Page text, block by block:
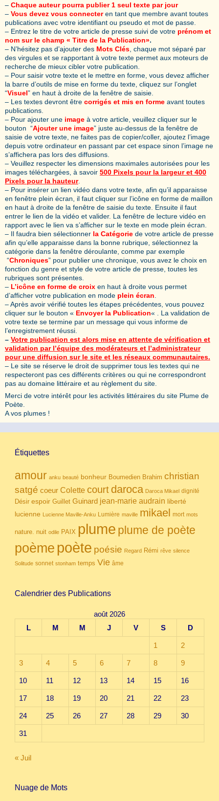
– Chaque auteur pourra publier 1 seul texte par jour
– Vous devez vous connecteren tant que membre avant toutes
publications avec votre identifiant ou pseudo et mot de passe.
– Entrez le titre de votre article de presse suivi de votre prénom et
nom sur le champ « Titre de la Publication».
– N’hésitez pas d’ajouter des Mots Clés , chaque mot séparé par
des virgules et se rapportant à votre texte permet aux moteurs de
recherche de mieux cibler votre publication.
– Pour saisir votre texte et le mettre en forme, vous devez afficher
la barre d’outils de mise en forme du texte, cliquez sur l’onglet
“Visuel” en haut à droite de la fenêtre de saisie.
– Les textes devront être corrigés et mis en forme avant toutes
publications.
– Pour ajouter une image à votre article, veuillez cliquer sur le
bouton “Ajouter une image” juste au-dessus de la fenêtre de
saisie de votre texte, ne faites pas de copier/coller, ajoutez l’image
depuis votre ordinateur en passant par cet espace sinon l’image ne
s’affichera pas lors des diffusions.
– Veuillez respecter les dimensions maximales autorisées pour les
images téléchargées, à savoir 500 Pixels pour la largeur et 400
Pixels pour la hauteur.
– Pour insérer un lien vidéo dans votre texte, afin qu’il apparaisse
en fenêtre plein écran, il faut cliquer sur l’icône en forme de maillon
en haut à droite de la fenêtre de saisie du texte. Ensuite il faut
entrer le lien de la vidéo et valider. La fenêtre de lecture vidéo en
rapport avec le lien va s’afficher sur le texte en mode plein écran.
– Il faudra bien sélectionner la Catégorie de votre article de presse
afin qu’elle apparaisse dans la bonne rubrique, sélectionnez la
catégorie dans la fenêtre déroulante, comme par exemple
“Chroniques” pour publier une chronique, vous avez le choix en
fonction du genre et style de votre article de presse, toutes les
rubriques sont présentes.
– L’icône en forme de croix en haut à droite vous permet
d’afficher votre publication en mode plein écran
– Après avoir vérifié toutes les étapes précédentes, vous pouvez
cliquer sur le bouton « Envoyer la Publication« . La validation de
votre texte se termine par un message qui vous informe de
l’enregistrement réussi.
– Votre publication est alors mise en attente de vérification et
validation par l’équipe des modérateurs et l’administrateur
pour une diffusion sur le site et les réseaux communautaires.
– Le site se réserve le droit de supprimer tous les textes qui ne
respecteront pas ces différents critères ou qui ne correspondront
pas au domaine littéraire et au règlement du site.
Merci de votre intérêt pour les activités littéraires du site Plume de
Poète.
A vos plumes !
Étiquettes
amour anku beauté bonheur Boumedien Brahim christian
satgé coeur Colette court daroca Daroca Mikael dignité
Désir espoir Guillet Guinard jean-marie audrain liberté
lucienne Lucienne Maville-Anku Lumière maville mikael mort mots
nature. nuit odile PAIX plume plume de poète
poème poète poésie Regard Rémi rêve silence
Solitude sonnet stonham temps Vie âme
Calendrier des Publications
août 2026
L
M M J V S D
1 2
3 4 5 6 7 8 9
10 11 12 13 14 15 16
17 18 19 20 21 22 23
24 25 26 27 28 29 30
31
« Juil
Nuage de Mots